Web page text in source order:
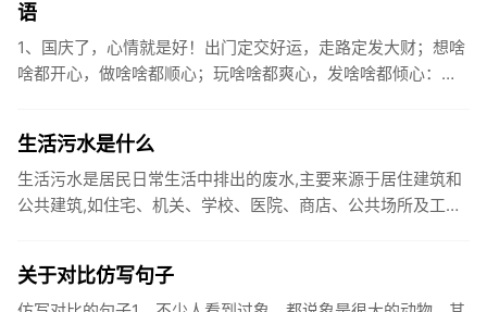
语
1、国庆了，心情就是好！出门定交好运，走路定发大财；想啥
啥都开心，做啥啥都顺心；玩啥啥都爽心，发啥啥都倾心：祝
生活污水是什么
生活污水是居民日常生活中排出的废水,主要来源于居住建筑和
公共建筑,如住宅、机关、学校、医院、商店、公共场所及工业
关于对比仿写句子